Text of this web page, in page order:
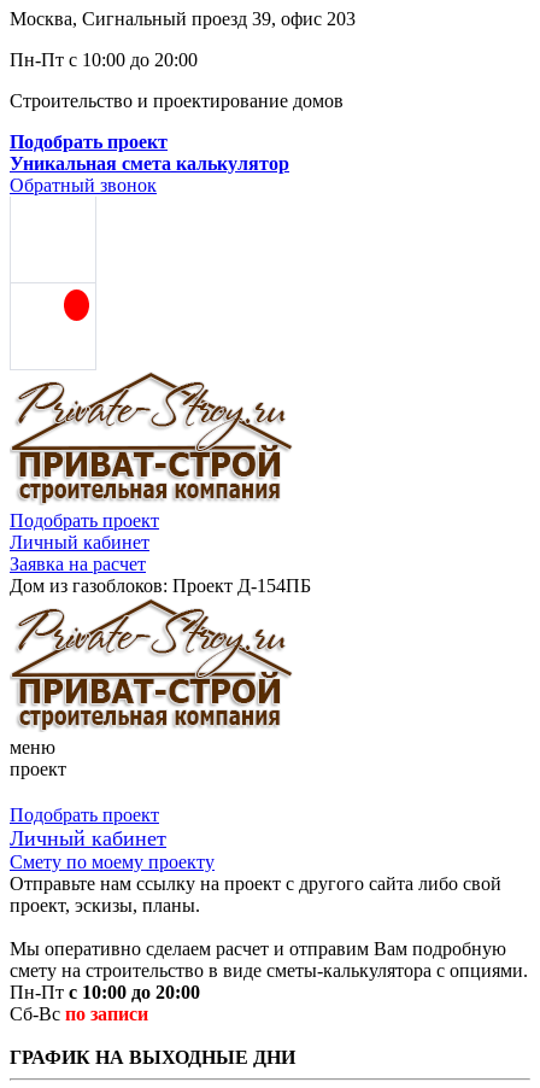
Москва, Сигнальный проезд 39, офис 203
Пн-Пт с 10:00 до 20:00
Строительство и проектирование домов
Подобрать проект
Уникальная смета калькулятор
Обратный звонок
Подобрать проект
Личный кабинет
Заявка на расчет
Дом из газоблоков: Проект Д-154ПБ
меню
проект
Подобрать проект
Личный кабинет
Смету по моему проекту
Отправьте нам ссылку на проект с другого сайта либо свой
проект, эскизы, планы.
Мы оперативно сделаем расчет и отправим Вам подробную
смету на строительство в виде сметы-калькулятора с опциями.
Пн-Пт с 10:00 до 20:00
Сб-Вс по записи
ГРАФИК НА ВЫХОДНЫЕ ДНИ